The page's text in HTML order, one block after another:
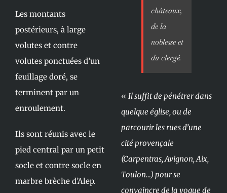
Les montants
postérieurs, à large
volutes et contre
volutes ponctuées d’un
feuillage doré, se
terminent par un
enroulement.
Ils sont réunis avec le
pied central par un petit
socle et contre socle en
marbre brèche d’Alep.
châteaux,
de la
noblesse et
du clergé.
« Il suffit de pénétrer dans
quelque église, ou de
parcourir les rues d’une
cité provençale
(Carpentras, Avignon, Aix,
Toulon…) pour se
convaincre de la vogue de